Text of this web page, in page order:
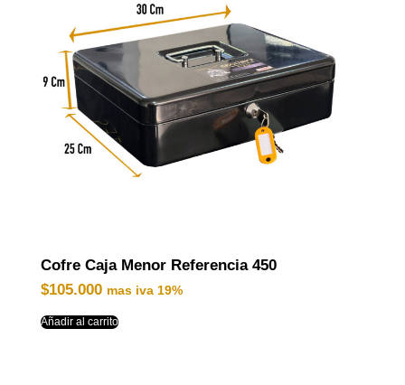
Cofre Caja Menor Referencia 450
$105.000 mas iva 19%
Añadir al carrito